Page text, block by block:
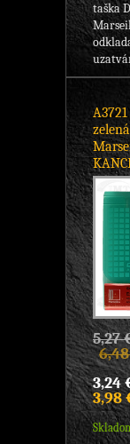
taška
5,27
3,24
3,98